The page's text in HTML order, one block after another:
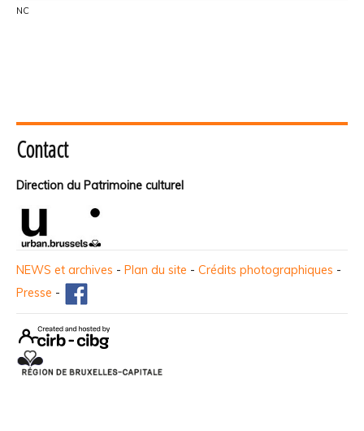
NC
Contact
Direction du Patrimoine culturel
NEWS et archives - Plan du site - Crédits photographiques -
Presse -